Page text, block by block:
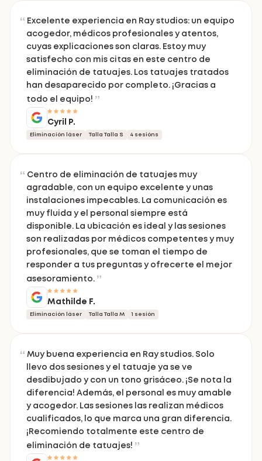
Excelente experiencia en Ray studios: un equipo
acogedor, médicos profesionales y atentos,
cuyas explicaciones son claras. Estoy muy
satisfecho con mis citas en este centro de
eliminación de tatuajes. Los tatuajes tratados
han desaparecido por completo. ¡Gracias a
todo el equipo!
Cyril P.
Eliminación láser Talla Talla S 4 sesións
Centro de eliminación de tatuajes muy
agradable, con un equipo excelente y unas
instalaciones impecables. La comunicación es
muy fluida y el personal siempre está
disponible. La ubicación es ideal y las sesiones
son realizadas por médicos competentes y muy
profesionales, que se toman el tiempo de
responder a tus preguntas y ofrecerte el mejor
asesoramiento.
Mathilde F.
Eliminación láser Talla Talla M 1 sesión
Muy buena experiencia en Ray studios. Solo
llevo dos sesiones y el tatuaje ya se ve
desdibujado y con un tono grisáceo. ¡Se nota la
diferencia! Además, el personal es muy amable
y acogedor. Las sesiones las realizan médicos
cualificados, lo que marca una gran diferencia.
¡Recomiendo totalmente este centro de
eliminación de tatuajes!